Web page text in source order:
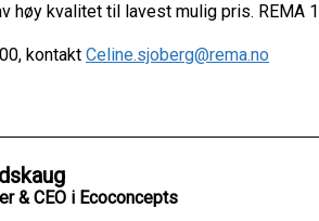
høy kvalitet til lavest mulig pris. REMA
kontakt Celine.sjoberg@rema.no
& CEO i Ecoconcepts